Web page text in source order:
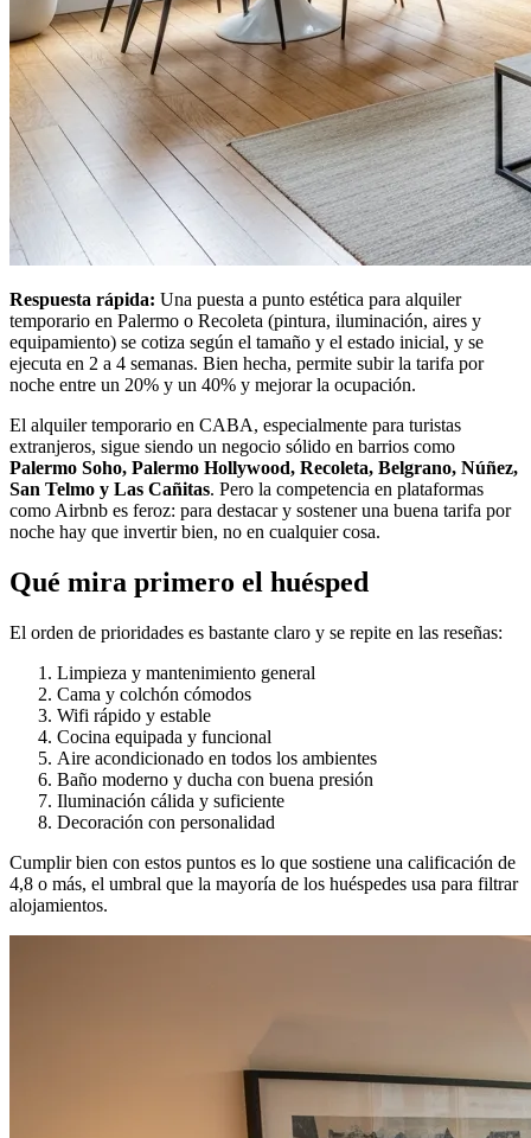
Respuesta rápida: Una puesta a punto estética para alquiler
temporario en Palermo o Recoleta (pintura, iluminación, aires y
equipamiento) se cotiza según el tamaño y el estado inicial, y se
ejecuta en 2 a 4 semanas. Bien hecha, permite subir la tarifa por
noche entre un 20% y un 40% y mejorar la ocupación.
El alquiler temporario en CABA, especialmente para turistas
extranjeros, sigue siendo un negocio sólido en barrios como
Palermo Soho, Palermo Hollywood, Recoleta, Belgrano, Núñez,
San Telmo y Las Cañitas. Pero la competencia en plataformas
como Airbnb es feroz: para destacar y sostener una buena tarifa por
noche hay que invertir bien, no en cualquier cosa.
Qué mira primero el huésped
El orden de prioridades es bastante claro y se repite en las reseñas:
Limpieza y mantenimiento general
Cama y colchón cómodos
Wifi rápido y estable
Cocina equipada y funcional
Aire acondicionado en todos los ambientes
Baño moderno y ducha con buena presión
Iluminación cálida y suficiente
Decoración con personalidad
Cumplir bien con estos puntos es lo que sostiene una calificación de
4,8 o más, el umbral que la mayoría de los huéspedes usa para filtrar
alojamientos.